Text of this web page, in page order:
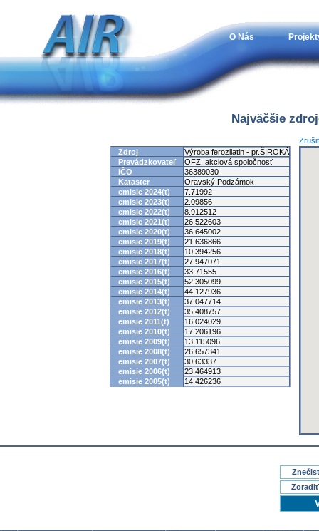
O Nás
Najväčšie
Zdroj
Výroba ferozliatin - pr.ŠIROKÁ
Prevádzkovateľ
OFZ, akciová spoločnosť
IČO
36389030
Kataster
Oravský Podzámok
emisie 2024(t)
7.71992
emisie 2023(t)
2.09856
emisie 2022(t)
8.912512
emisie 2021(t)
26.522603
emisie 2020(t)
36.645002
emisie 2019(t)
21.636866
emisie 2018(t)
10.394256
emisie 2017(t)
27.947071
emisie 2016(t)
33.71555
emisie 2015(t)
52.305099
emisie 2014(t)
44.127936
emisie 2013(t)
37.047714
emisie 2012(t)
35.408757
emisie 2011(t)
16.024029
emisie 2010(t)
17.206196
emisie 2009(t)
13.115096
emisie 2008(t)
26.657341
emisie 2007(t)
30.63337
emisie 2006(t)
23.464913
emisie 2005(t)
14.426236